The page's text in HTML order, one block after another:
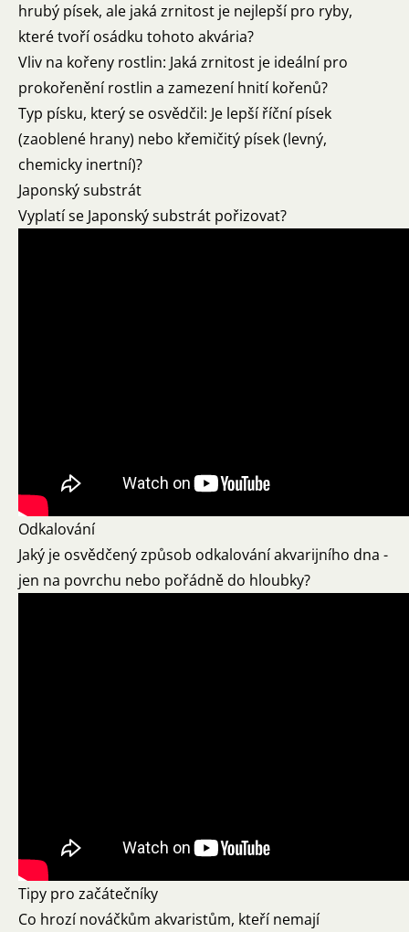
hrubý písek, ale jaká zrnitost je nejlepší pro ryby,
které tvoří osádku tohoto akvária?
Vliv na kořeny rostlin: Jaká zrnitost je ideální pro
prokořenění rostlin a zamezení hnití kořenů?
Typ písku, který se osvědčil: Je lepší říční písek
(zaoblené hrany) nebo křemičitý písek (levný,
chemicky inertní)?
Japonský substrát
Vyplatí se Japonský substrát pořizovat?
Odkalování
Jaký je osvědčený způsob odkalování akvarijního dna -
jen na povrchu nebo pořádně do hloubky?
Tipy pro začátečníky
Co hrozí nováčkům akvaristům, kteří nemají